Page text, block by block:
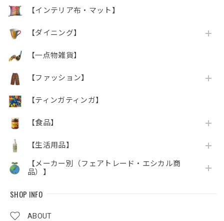
【インテリア布・マット】
【ダイニング】
【一点物雑貨】
【ファッション】
【ティンガティンガ】
【食品】
【生活用品】
【メーカー別（フェアトレード・エシカル商
品）】
SHOP INFO
ABOUT